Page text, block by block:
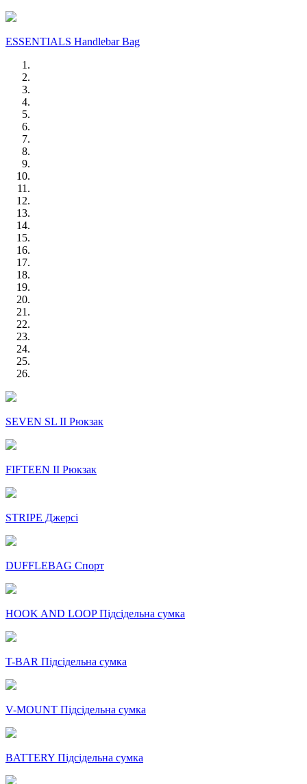
ESSENTIALS Handlebar Bag
SEVEN SL II Рюкзак
FIFTEEN II Рюкзак
STRIPE Джерсі
DUFFLEBAG Спорт
HOOK AND LOOP Підсідельна сумка
T-BAR Підсідельна сумка
V-MOUNT Підсідельна сумка
BATTERY Підсідельна сумка